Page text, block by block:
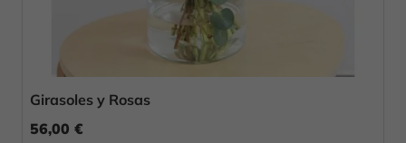
Girasoles y Rosas
56,00 €